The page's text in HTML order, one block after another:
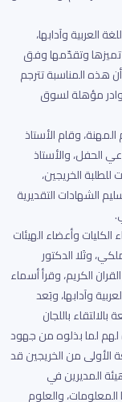
العربية وآدابها،
تميزها وتقدّمها وفق
هذه المناسبة تترجم
مؤهلة لسوق
وقام الأستاذ
الحفل، والأستاذ
الخريجين،
الشهادات التقديرية
وأعضاء الهيئات
وتَلا الدكتور
الكريم، وقرأ أسماء
وآدابها، وبَعد
باللجان
لما بذلوه من جهود
الأولى من الخريجين قد
المديرين في
المعلومات، والعلوم